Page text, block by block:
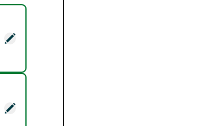
- 900G - 30servings - Βανίλια
6 Στρώσεων - 6 x 60g - Triple Chocolate Fudge